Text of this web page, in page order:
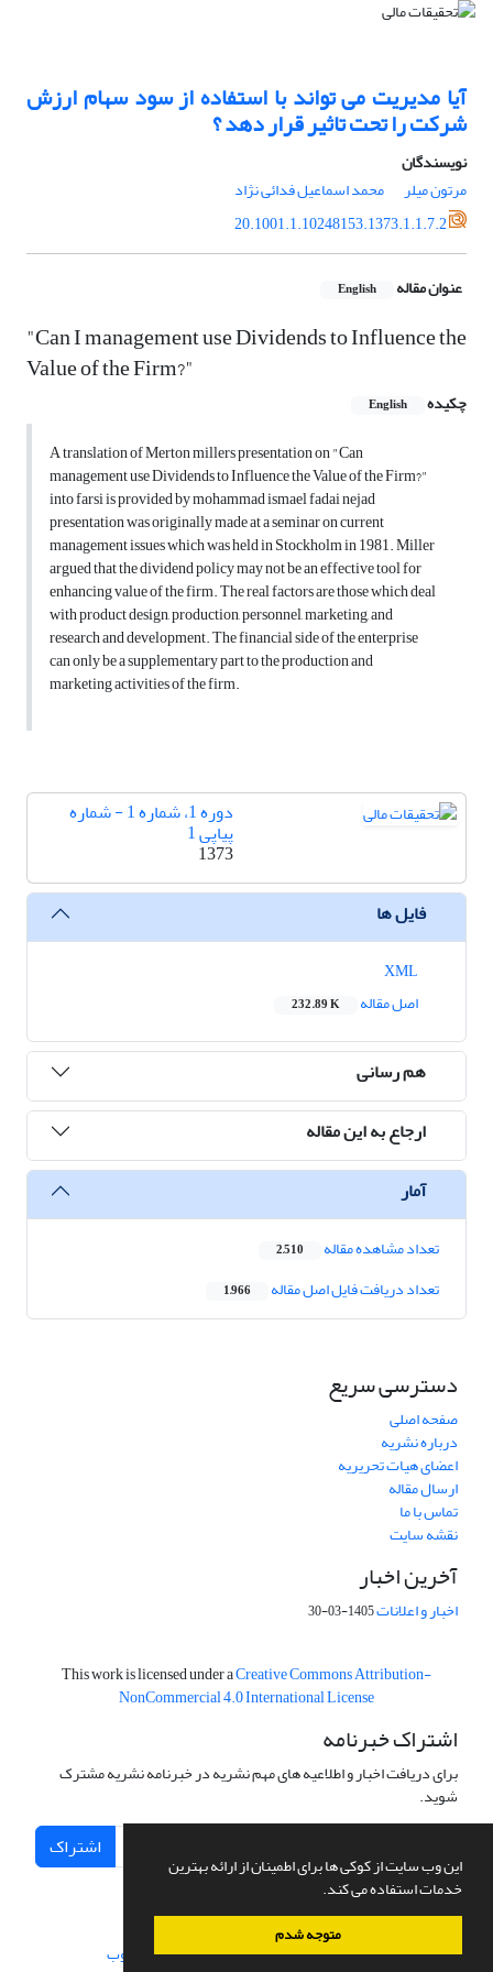
این وب سایت از کوکی ها برای اطمینان از ارائه بهترین
خدمات استفاده می کند.
متوجه شدم
آیا مدیریت می تواند با استفاده از سود سهام ارزش
شرکت را تحت تاثیر قرار دهد ؟
نویسندگان
مرتون میلر
محمد اسماعیل فدائی نژاد
20.1001.1.10248153.1373.1.1.7.2
عنوان مقاله English
"Can I management use Dividends to Influence the
Value of the Firm?"
چکیده English
A translation of Merton millers presentation on "Can
management use Dividends to Influence the Value of the Firm?"
into farsi is provided by mohammad ismael fadai nejad
presentation was originally made at a seminar on current
management issues which was held in Stockholm in 1981. Miller
argued that the dividend policy may not be an effective tool for
enhancing value of the firm. The real factors are those which deal
with product design, production, personnel, marketing, and
research and development. The financial side of the enterprise
can only be a supplementary part to the production and
marketing activities of the firm.
دوره 1، شماره 1 - شماره
پیاپی 1
1373
فایل ها
اصل مقاله
232.89 K
هم رسانی
ارجاع به این مقاله
آمار
تعداد مشاهده مقاله 2,510
تعداد دریافت فایل اصل مقاله 1,966
دسترسی سریع
صفحه اصلی
درباره نشریه
اعضای هیات تحریریه
ارسال مقاله
تماس با ما
نقشه سایت
آخرین اخبار
اخبار و اعلانات1405-03-30
This work is licensed under aCreative Commons Attribution-
NonCommercial 4.0 International License
اشتراک خبرنامه
برای دریافت اخبار و اطلاعیه های مهم نشریه در خبرنامه نشریه مشترک
شوید.
اشتراک
سامانه مدیریت نشریات علمی.طراحی و پیاده سازی از سیناوب